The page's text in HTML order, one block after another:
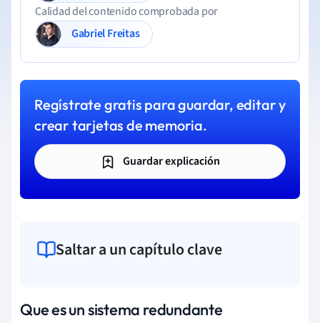
Calidad del contenido comprobada por
Gabriel Freitas
Regístrate gratis para guardar, editar y
crear tarjetas de memoria.
Guardar explicación
Saltar a un capítulo clave
Que es un sistema redundante